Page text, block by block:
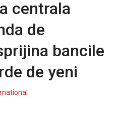
centrala
de
bancile
de yeni